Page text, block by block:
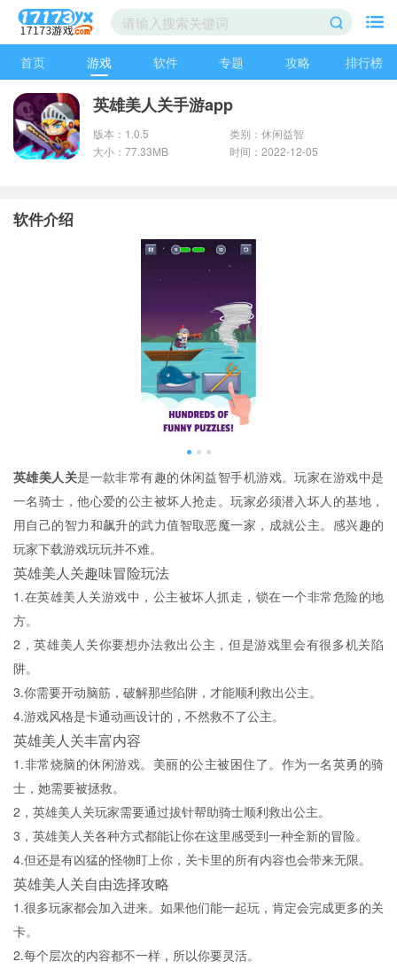
首页 游戏 软件 专题 攻略 排行榜
英雄美人关手游app
版本：1.0.5
类别：休闲益智
大小：77.33MB
时间：2022-12-05
软件介绍
英雄美人关是一款非常有趣的休闲益智手机游戏。玩家在游戏中是
一名骑士，他心爱的公主被坏人抢走。玩家必须潜入坏人的基地，
用自己的智力和飙升的武力值智取恶魔一家，成就公主。感兴趣的
玩家下载游戏玩玩并不难。
英雄美人关趣味冒险玩法
1.在英雄美人关游戏中，公主被坏人抓走，锁在一个非常危险的地
方。
2，英雄美人关你要想办法救出公主，但是游戏里会有很多机关陷
阱。
3.你需要开动脑筋，破解那些陷阱，才能顺利救出公主。
4.游戏风格是卡通动画设计的，不然救不了公主。
英雄美人关丰富内容
1.非常烧脑的休闲游戏。美丽的公主被困住了。作为一名英勇的骑
士，她需要被拯救。
2，英雄美人关玩家需要通过拔针帮助骑士顺利救出公主。
3，英雄美人关各种方式都能让你在这里感受到一种全新的冒险。
4.但还是有凶猛的怪物盯上你，关卡里的所有内容也会带来无限。
英雄美人关自由选择攻略
1.很多玩家都会加入进来。如果他们能一起玩，肯定会完成更多的关
卡。
2.每个层次的内容都不一样，所以你要灵活。